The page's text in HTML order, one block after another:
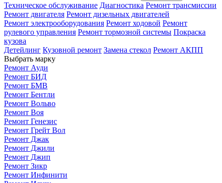
Техническое обслуживание Диагностика Ремонт трансмиссии
Ремонт двигателя Ремонт дизельных двигателей
Ремонт электрооборудования Ремонт ходовой Ремонт
рулевого управления Ремонт тормозной системы Покраска
кузова
Детейлинг Кузовной ремонт Замена стекол Ремонт АКПП
Выбрать марку
Ремонт Ауди
Ремонт БИД
Ремонт БМВ
Ремонт Бентли
Ремонт Вольво
Ремонт Воя
Ремонт Генезис
Ремонт Грейт Вол
Ремонт Джак
Ремонт Джили
Ремонт Джип
Ремонт Зикр
Ремонт Инфинити